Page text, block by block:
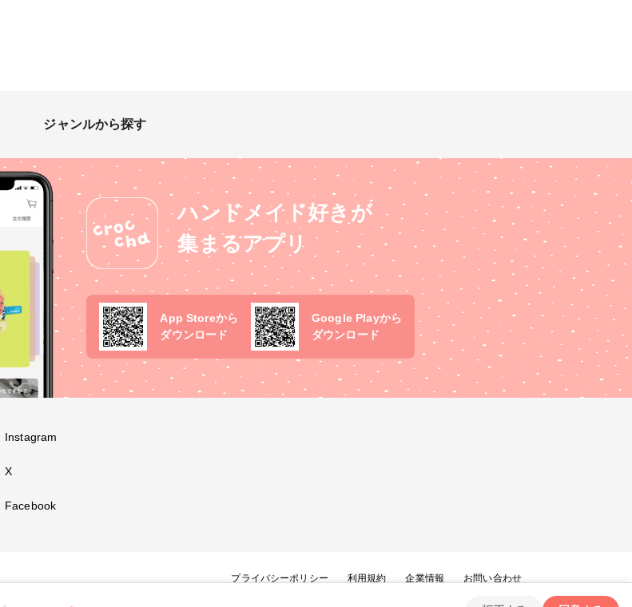
ジャンルから探す
ハンドメイド好きが
集まるアプリ
App Storeから
ダウンロード
Google Playから
ダウンロード
Instagram
X
Facebook
プライバシーポリシー 利用規約 企業情報 お問い合わせ